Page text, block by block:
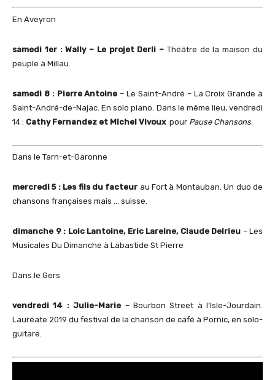
En Aveyron
samedi 1er : Wally – Le projet Derli – Théâtre de la maison du
peuple à Millau.
samedi 8 : Pierre Antoine – Le Saint-André – La Croix Grande à
Saint-André-de-Najac. En solo piano. Dans le même lieu, vendredi
14 : Cathy Fernandez et Michel Vivoux pour Pause Chansons
Dans le Tarn-et-Garonne
mercredi 5 : Les fils du facteur au Fort à Montauban. Un duo de
chansons françaises mais … suisse.
dimanche 9 : Loic Lantoine, Eric Lareine, Claude Delrieu – Les
Musicales Du Dimanche à Labastide St Pierre
Dans le Gers
vendredi 14 : Julie-Marie – Bourbon Street à l’Isle-Jourdain.
Lauréate 2019 du festival de la chanson de café à Pornic, en solo-
guitare.